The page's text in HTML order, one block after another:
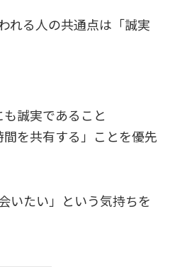
れる人の共通点は「誠実
誠実であること
を共有する」ことを優先
いたい」という気持ちを